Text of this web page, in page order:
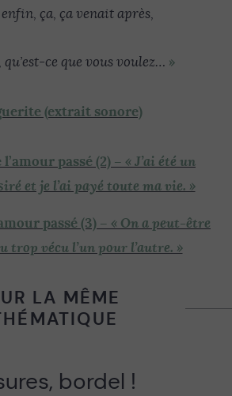
ça, ça venait après,
ce que vous voulez… »
(extrait sonore)
passé (2) – « J’ai été un
et je l’ai payé toute ma vie. »
passé (3) – « On a peut-être
trop vécu l’un pour l’autre. »
LA MÊME
bordel !